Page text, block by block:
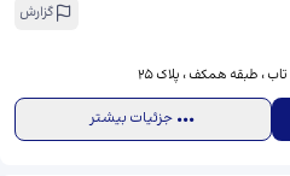
گزارش
، طبقه همکف ، پلاک 25
جزئیات بیشتر